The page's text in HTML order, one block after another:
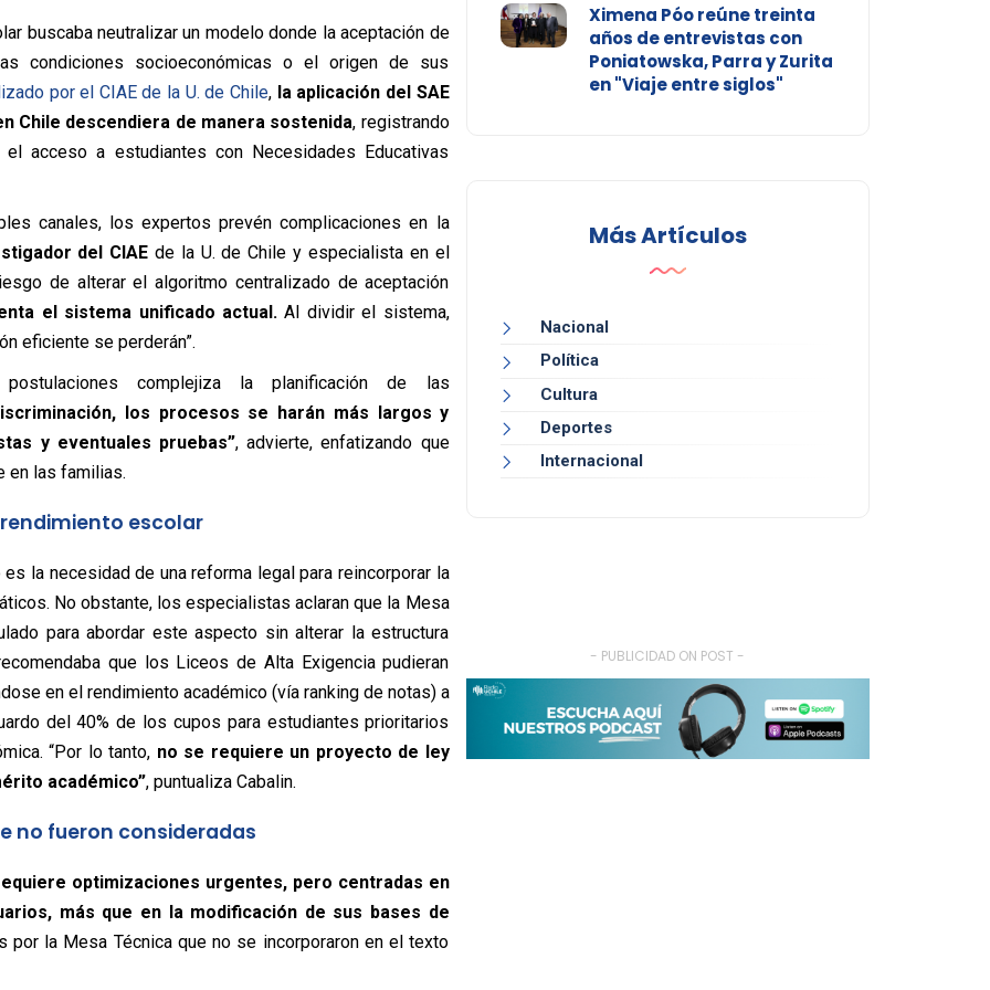
buscaba neutralizar un modelo donde la aceptación de
condiciones socioeconómicas o el origen de sus
por el CIAE de la U. de Chile, la aplicación del SAE
Chile descendiera de manera sostenida, registrando
acceso a estudiantes con Necesidades Educativas
canales, los expertos prevén complicaciones en la
del CIAE de la U. de Chile y especialista en el
de alterar el algoritmo centralizado de aceptación
el sistema unificado actual.Al dividir el sistema,
eficiente se perderán”.
complejiza la planificación de las
los procesos se harán más largos y
y eventuales pruebas”, advierte, enfatizando que
en las familias.
escolar
la necesidad de una reforma legal para reincorporar la
No obstante, los especialistas aclaran que la Mesa
para abordar este aspecto sin alterar la estructura
que los Liceos de Alta Exigencia pudieran
en el rendimiento académico (vía ranking de notas) a
del 40% de los cupos para estudiantes prioritarios
“Por lo tanto, no se requiere un proyecto de ley
académico”, puntualiza Cabalin.
no fueron consideradas
optimizaciones urgentes, pero centradas en
más que en la modificación de sus bases de
la Mesa Técnica que no se incorporaron en el texto
Ximena Póo reúne treinta
años de entrevistas con
Poniatowska, Parra y Zurita
en "Viaje entre siglos"
Más Artículos
Nacional
Política
Cultura
Deportes
Internacional
- PUBLICIDAD ON POST -